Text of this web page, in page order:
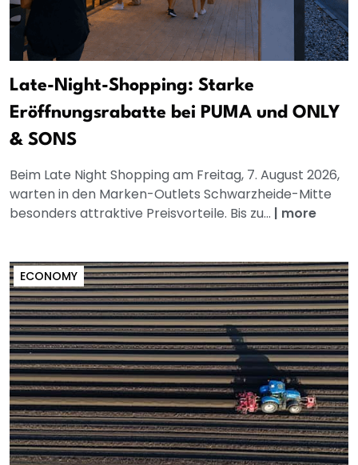
Late-Night-Shopping: Starke
Eröffnungsrabatte bei PUMA und ONLY
& SONS
Beim Late Night Shopping am Freitag, 7. August 2026,
warten in den Marken-Outlets Schwarzheide-Mitte
besonders attraktive Preisvorteile. Bis zu... | more
ECONOMY